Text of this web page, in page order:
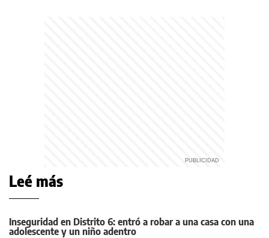
Leé más
Inseguridad en Distrito 6: entró a robar a una casa con una
adolescente y un niño adentro